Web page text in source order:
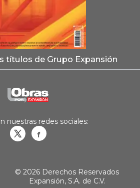
títulos de Grupo Expansión
nuestras redes sociales:
© 2026 Derechos Reservados
Expansión, S.A. de C.V.